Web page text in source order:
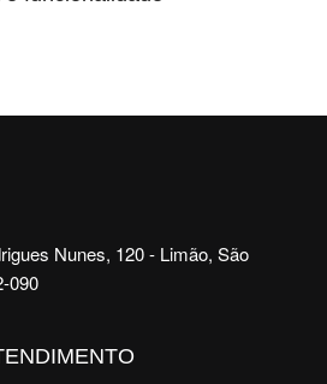
Nunes, 120 - Limão, São
090